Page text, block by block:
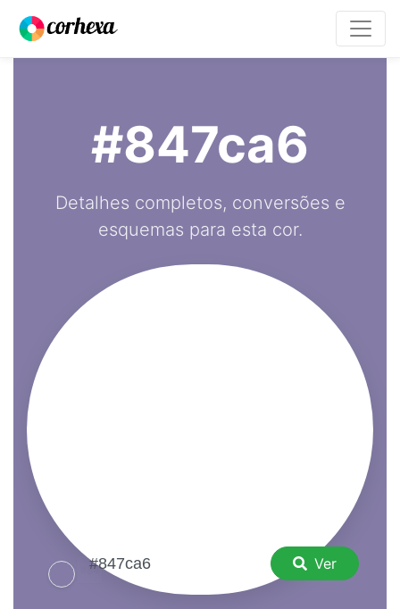
#847ca6
Detalhes completos, conversões e
esquemas para esta cor.
Ver